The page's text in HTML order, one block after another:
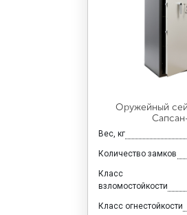
Оружейный
Вес, кг
Количество замков
Класс
взломостойкости
Класс огнестойкости